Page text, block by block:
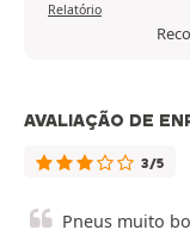
Relatório
AVALIAÇÃO DE
3/5
Pneus muito